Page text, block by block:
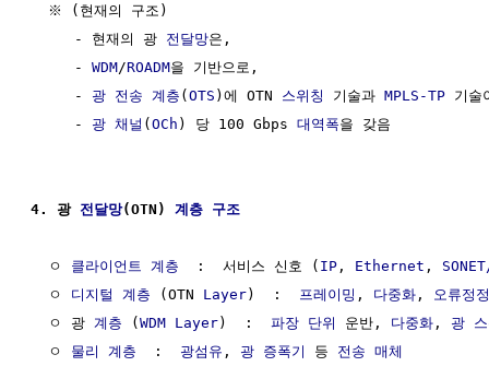
  ※ (현재의 구조)
     - 현재의 광
전달망은,
     -
WDM/ROADM을 기반으로,
     -
광 전송 계층 (OTS )에 OTN 스위칭 기술과 MPLS-TP 기술
     -
광 채널 (OCh ) 당 100 Gbps 대역폭을 갖음
4. 광 전달망(OTN) 계층 구조
  ㅇ
클라이언트 계층
  :  서비스 신호 (
IP , Ethernet ,
  ㅇ
디지털 계층 (OTN Layer)  : 프레이밍 , 다중화 ,
오류정정
  ㅇ 광
계층 (WDM Layer)  : 파장 단위 운반, 다중화 , 광
  ㅇ
물리 계층
  :
광섬유 , 광 증폭기 등 전송 매체